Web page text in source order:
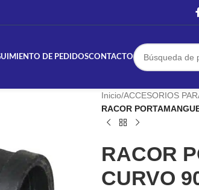
DE PEDIDOSCONTACTO
Inicio/ACCESORIOS
RACOR
RACOR
CURVO